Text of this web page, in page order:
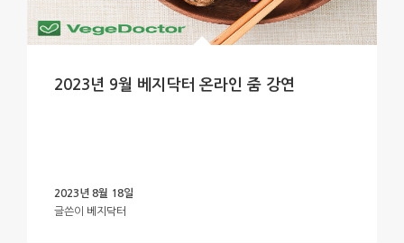
2023년 9월 베지닥터 온라인 줌 강연
2023년 8월 18일
글쓴이 베지닥터